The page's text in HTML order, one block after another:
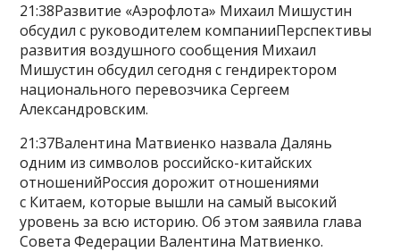
21:38Развитие «Аэрофлота» Михаил Мишустин
обсудил с руководителем компанииПерспективы
развития воздушного сообщения Михаил
Мишустин обсудил сегодня с гендиректором
национального перевозчика Сергеем
Александровским.
21:37Валентина Матвиенко назвала Далянь
одним из символов российско-китайских
отношенийРоссия дорожит отношениями
с Китаем, которые вышли на самый высокий
уровень за всю историю. Об этом заявила глава
Совета Федерации Валентина Матвиенко.